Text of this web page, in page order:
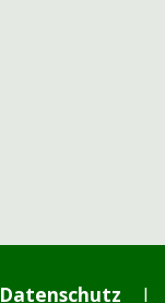
Datenschutz I